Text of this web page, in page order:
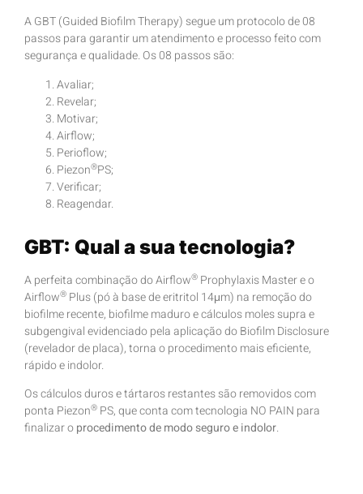
A GBT (Guided Biofilm Therapy) segue um protocolo de 08
passos para garantir um atendimento e processo feito com
segurança e qualidade. Os 08 passos são:
Avaliar;
Revelar;
Motivar;
Airflow;
Perioflow;
Piezon®PS;
Verificar;
Reagendar.
GBT: Qual a sua tecnologia?
A perfeita combinação do Airflow® Prophylaxis Master e o
Airflow® Plus (pó à base de eritritol 14μm) na remoção do
biofilme recente, biofilme maduro e cálculos moles supra e
subgengival evidenciado pela aplicação do Biofilm Disclosure
(revelador de placa), torna o procedimento mais eficiente,
rápido e indolor.
Os cálculos duros e tártaros restantes são removidos com
ponta Piezon® PS, que conta com tecnologia NO PAIN para
finalizar oprocedimento de modo seguro e indolor.